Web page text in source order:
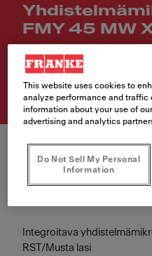
FMY 45 MW
Tuotenumero
Integroitava
RST/Musta lasi
This website uses cookies to
analyze performance and traffic
information about your use of
advertising and analytics
Do Not Sell My Personal
Information